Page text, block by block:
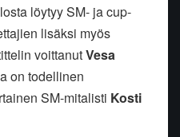
löytyy SM- ja cup-
lisäksi myös
voittanutVesa
on todellinen
SM-mitalisti Kosti